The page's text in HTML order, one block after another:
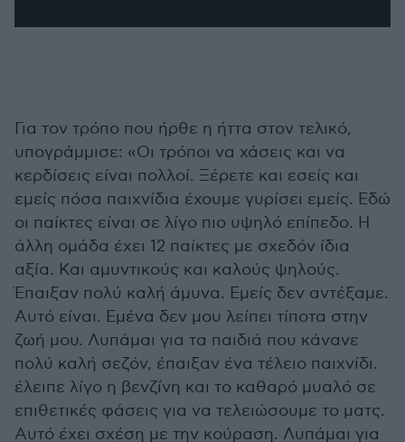
Για τον τρόπο που ήρθε η ήττα στον τελικό,
υπογράμμισε: «Οι τρόποι να χάσεις και να
κερδίσεις είναι πολλοί. Ξέρετε και εσείς και
εμείς πόσα παιχνίδια έχουμε γυρίσει εμείς. Εδώ
οι παίκτες είναι σε λίγο πιο υψηλό επίπεδο. Η
άλλη ομάδα έχει 12 παίκτες με σχεδόν ίδια
αξία. Και αμυντικούς και καλούς ψηλούς.
Έπαιξαν πολύ καλή άμυνα. Εμείς δεν αντέξαμε.
Αυτό είναι. Εμένα δεν μου λείπει τίποτα στην
ζωή μου. Λυπάμαι για τα παιδιά που κάνανε
πολύ καλή σεζόν, έπαιξαν ένα τέλειο παιχνίδι.
έλειπε λίγο η βενζίνη και το καθαρό μυαλό σε
επιθετικές φάσεις για να τελειώσουμε το ματς.
Αυτό έχει σχέση με την κούραση. Λυπάμαι για